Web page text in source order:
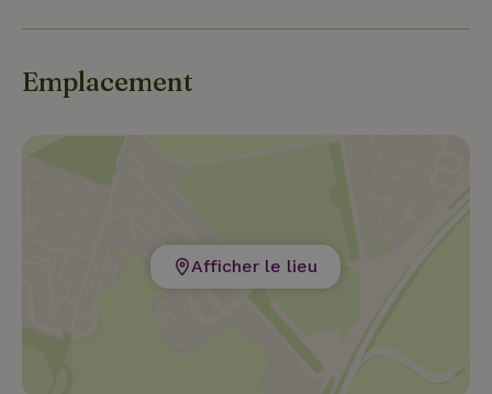
Emplacement
Afficher le lieu